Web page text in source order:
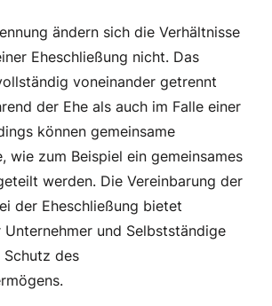
ändern sich die Verhältnisse
Eheschließung nicht. Das
voneinander getrennt
der Ehe als auch im Falle einer
können gemeinsame
wie zum Beispiel ein gemeinsames
werden. Die Vereinbarung der
der Eheschließung bietet
und Selbstständige
des